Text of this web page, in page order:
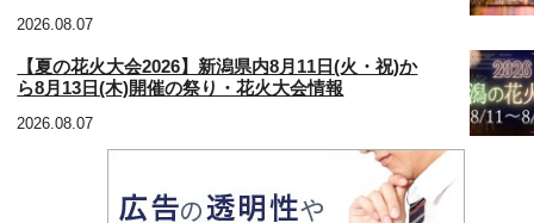
2026.08.07
【夏の花火大会2026】新潟県内8月11日(火・祝)か
ら8月13日(木)開催の祭り・花火大会情報
2026.08.07